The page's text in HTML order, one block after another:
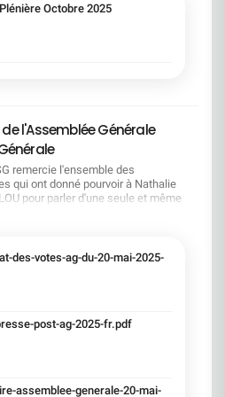
lecture !Octobre 2025
l'Assemblée Générale
remercie l'ensemble des
qui ont donné pourvoir à Nathalie
pour parler d'une seule et même
Générale s'est ouverte avec 4
forte amélioration en 2024 de tous les
et le premier trimestre 2025
Directeur Général, Slawomir
une banque simple et intégrée. Etre
efficace. Etre une banque rentable. Le
des-votes-ag-du-20-mai-2025-
post-ag-2025-fr.pdf
assemblee-generale-20-mai-